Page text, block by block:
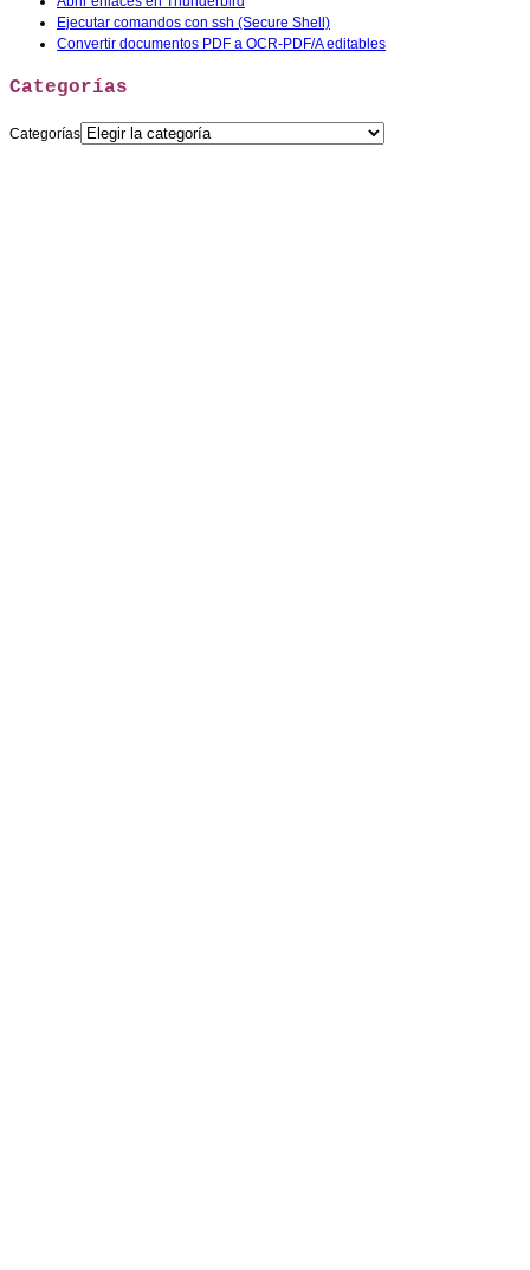
Ejecutar comandos con ssh (Secure Shell)
Convertir documentos PDF a OCR-PDF/A editables
Categorías
Categorías